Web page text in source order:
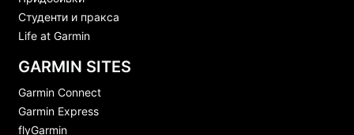
Студенти и пракса
Life at Garmin
GARMIN SITES
Garmin Connect
Garmin Express
flyGarmin